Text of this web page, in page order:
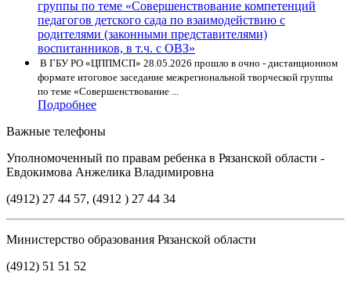
В ГБУ РО «ЦППМСП» 28.05.2026 прошло в очно - дистанционном
формате итоговое заседание межрегиональной творческой группы
по теме «Совершенствование ...
Подробнее
Важные телефоны
Уполномоченный по правам ребенка в Рязанской области -
Евдокимова Анжелика Владимировна
(4912) 27 44 57, (4912 ) 27 44 34
Министерство образования Рязанской области
(4912) 51 51 52